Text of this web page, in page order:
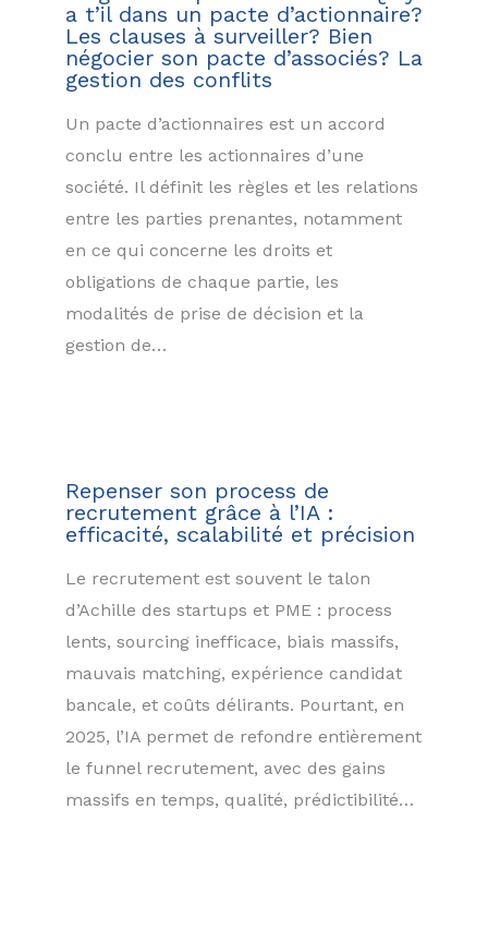
a t’il dans un pacte d’actionnaire?
Les clauses à surveiller? Bien
négocier son pacte d’associés? La
gestion des conflits
Un pacte d’actionnaires est un accord
conclu entre les actionnaires d’une
société. Il définit les règles et les relations
entre les parties prenantes, notamment
en ce qui concerne les droits et
obligations de chaque partie, les
modalités de prise de décision et la
gestion de…
Repenser son process de
recrutement grâce à l’IA :
efficacité, scalabilité et précision
Le recrutement est souvent le talon
d’Achille des startups et PME : process
lents, sourcing inefficace, biais massifs,
mauvais matching, expérience candidat
bancale, et coûts délirants. Pourtant, en
2025, l’IA permet de refondre entièrement
le funnel recrutement, avec des gains
massifs en temps, qualité, prédictibilité…